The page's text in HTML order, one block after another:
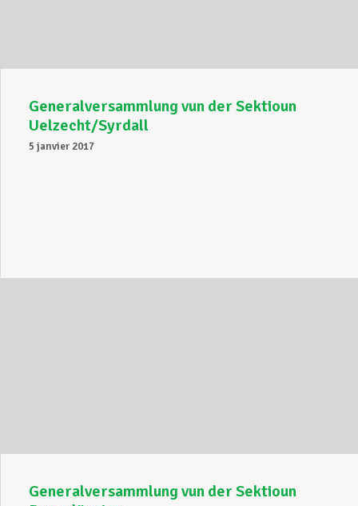
Generalversammlung vun der Sektioun
Uelzecht/Syrdall
5 janvier 2017
Generalversammlung vun der Sektioun